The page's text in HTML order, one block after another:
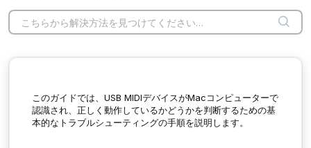
このガイドでは、USB MIDIデバイスがMacコンピューターで
認識され、正しく動作しているかどうかを判断するための基
本的なトラブルシューティングの手順を説明します。